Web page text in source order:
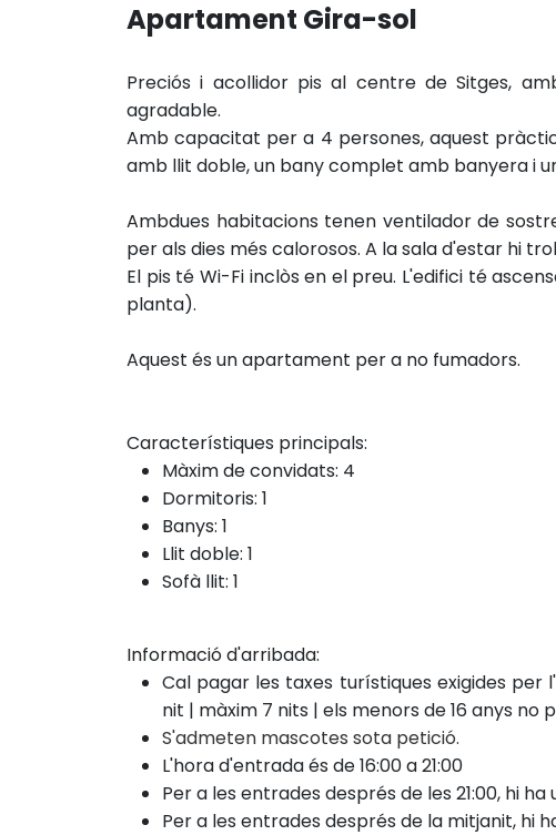
Apartament Gira-sol
Preciós i acollidor pis al centre de Sitges,
agradable.
Amb capacitat per a 4 persones, aquest
amb llit doble, un bany complet amb banyera i
Ambdues habitacions tenen ventilador de
per als dies més calorosos. A la sala d'estar hi
El pis té Wi-Fi inclòs en el preu. L'edifici té
planta).
Aquest és un apartament per a no fumadors.
Característiques principals:
Màxim de convidats: 4
Dormitoris: 1
Banys: 1
Llit doble: 1
Sofà llit: 1
Informació d'arribada:
Cal pagar les taxes turístiques exigides per
nit | màxim 7 nits | els menors de 16 anys no
S'admeten mascotes sota petició.
L'hora d'entrada és de 16:00 a 21:00
Per a les entrades després de les 21:00, hi
Per a les entrades després de la mitjanit, hi